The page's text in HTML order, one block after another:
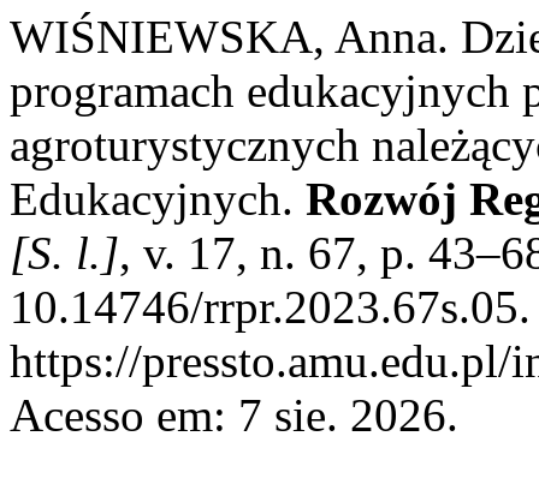
WIŚNIEWSKA, Anna.
programach edukacyjnych
agroturystycznych
Edukacyjnych. Rozwój
[S. l.], v. 17, n. 67, p.
10.14746/
https://
Acesso em: 7 sie. 2026.